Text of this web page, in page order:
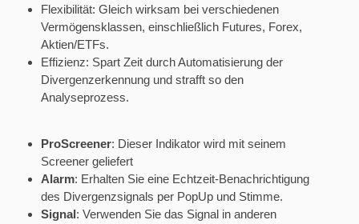
Flexibilität: Gleich wirksam bei verschiedenen
Vermögensklassen, einschließlich Futures, Forex,
Aktien/ETFs.
Effizienz: Spart Zeit durch Automatisierung der
Divergenzerkennung und strafft so den
Analyseprozess.
ProScreener: Dieser Indikator wird mit seinem
Screener geliefert
Alarm: Erhalten Sie eine Echtzeit-Benachrichtigung
des Divergenzsignals per PopUp und Stimme.
Signal: Verwenden Sie das Signal in anderen